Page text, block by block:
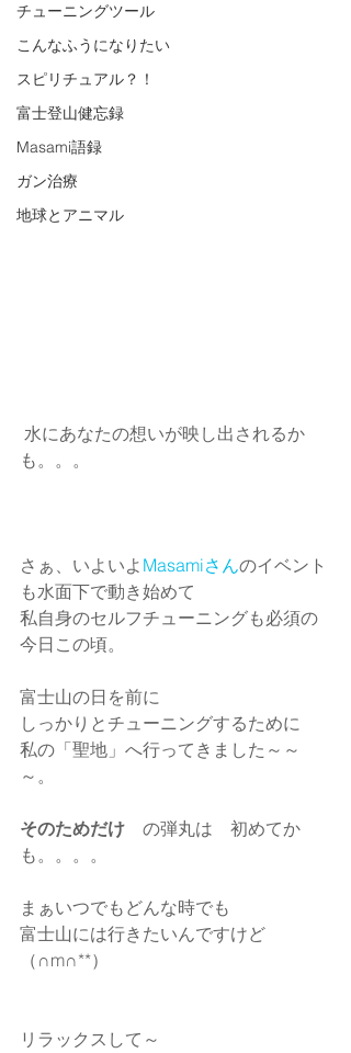
チューニングツール
こんなふうになりたい
スピリチュアル？！
富士登山健忘録
Masami語録
ガン治療
地球とアニマル
も。。。
さぁ、いよいよ Masamiさんのイベント
も水面下で動き始めて
私自身のセルフチューニングも必須の
今日この頃。
富士山の日を前に
しっかりとチューニングするために
私の「聖地」へ行ってきました～～
～。
そのためだけ の弾丸は　初めてか
も。。。。
まぁいつでもどんな時でも
富士山には行きたいんですけど
（∩m∩**）
リラックスして～